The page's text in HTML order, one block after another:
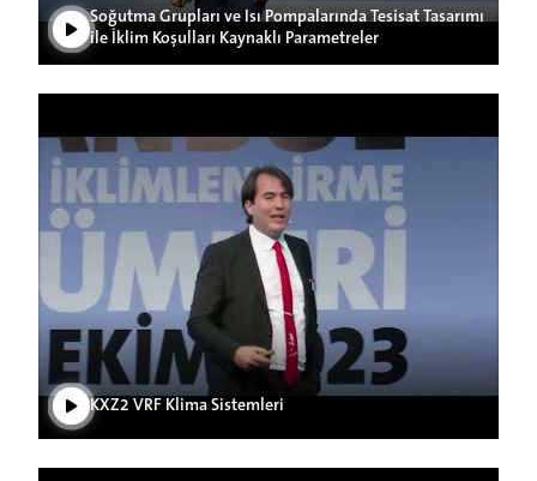
Soğutma Grupları ve Isı Pompalarında Tesisat Tasarımı
ile İklim Koşulları Kaynaklı Parametreler
Play Video
KXZ2 VRF Klima Sistemleri